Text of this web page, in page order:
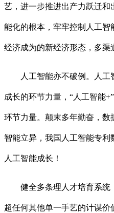
艺，进一步推进出产力跃迁
能化的根本，牢牢控制人工
经济成为的新经济形态，多渠
人工智能亦不破例。人工
成长的环节力量，“人工智能
环节力量。颠末多年勤奋，
智能立异，我国人工智能专利
人工智能成长！
健全多条理人才培育系统
超任何其他单一手艺的计谋